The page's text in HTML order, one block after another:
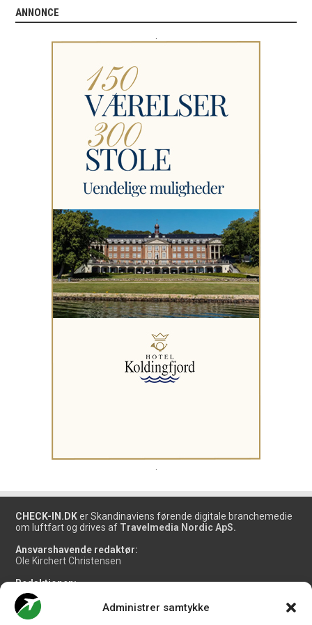
Administrer samtykke
ANNONCE
CHECK-IN.DK er Skandinaviens førende digitale branchemedie
om luftfart og drives af Travelmedia Nordic ApS.
Ansvarshavende redaktør:
Ole Kirchert Christensen
Redaktionen:
Christian Granhøj Skouboe
Henrik Baumgarten
Danny Longhi Andreasen